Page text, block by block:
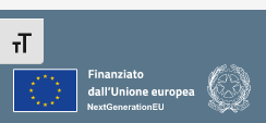
Attiva/disattiva dimensione testo